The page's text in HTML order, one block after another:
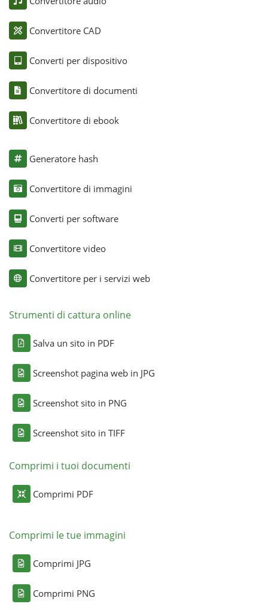
Convertitore CAD
Converti per dispositivo
Convertitore di documenti
Convertitore di ebook
Generatore hash
Convertitore di immagini
Converti per software
Convertitore video
Convertitore per i servizi web
Strumenti di cattura online
Salva un sito in PDF
Screenshot pagina web in JPG
Screenshot sito in PNG
Screenshot sito in TIFF
Comprimi i tuoi documenti
Comprimi PDF
Comprimi le tue immagini
Comprimi JPG
Comprimi PNG